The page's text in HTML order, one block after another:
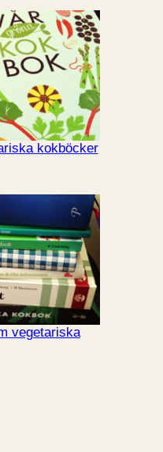
kokböcker
vegetariska